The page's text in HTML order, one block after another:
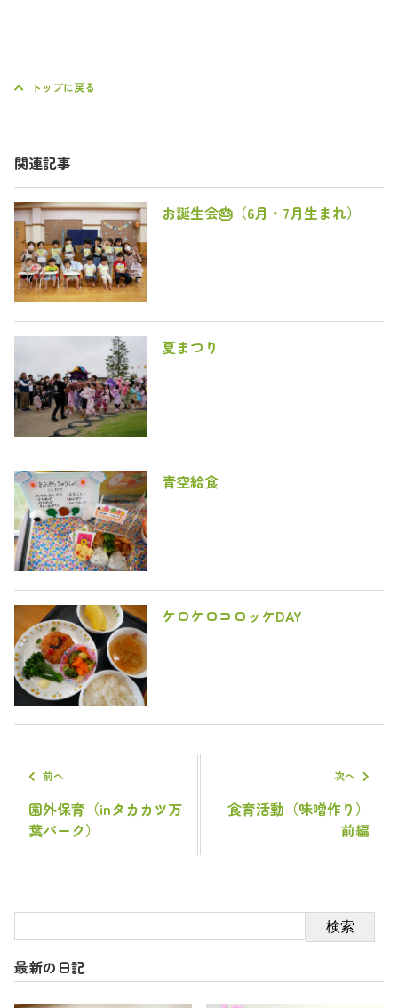
トップに戻る
関連記事
お誕生会🎂（6月・7月生まれ）
夏まつり
青空給食
ケロケロコロッケDAY
前へ
園外保育（inタカカツ万
葉パーク）
次へ
食育活動（味噌作り）
前編
検索
最新の日記